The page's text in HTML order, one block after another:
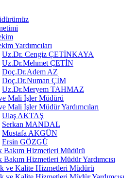
Yardımcıları
Uz.Dr. Cengiz ÇETİNKAYA
Uz.Dr.Mehmet ÇETİN
Doç.Dr.Adem AZ
Doç.Dr.Numan ÇİM
Uz.Dr.Meryem TAHMAZ
Mali İşler Müdürü
Mali İşler Müdür Yardımcıları
Ulaş AKTAŞ
Serkan MANDAL
Mustafa AKGÜN
Ersin GÖZGÜ
Bakım Hizmetleri Müdürü
Bakım Hizmetleri Müdür Yardımcısı
ve Kalite Hizmetleri Müdürü